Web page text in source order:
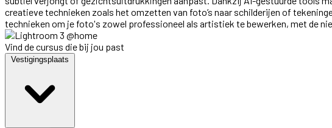
creatieve technieken zoals het omzetten van foto’s naar schilderijen of
technieken om je foto's zowel professioneel als artistiek te bewerken, met de
Vind de cursus die bij jou past
Vestigingsplaats